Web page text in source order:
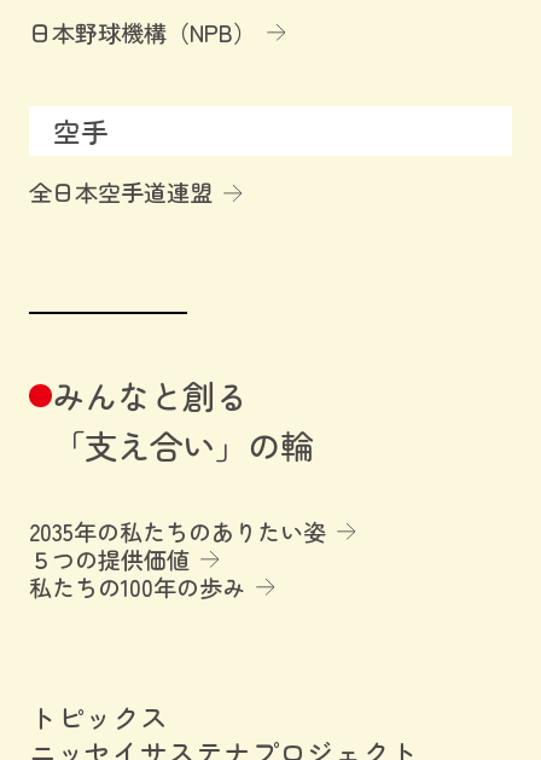
日本野球機構（NPB）
空手
全日本空手道連盟
みんなと創る
「支え合い」の輪
2035年の私たちのありたい姿
５つの提供価値
私たちの100年の歩み
トピックス